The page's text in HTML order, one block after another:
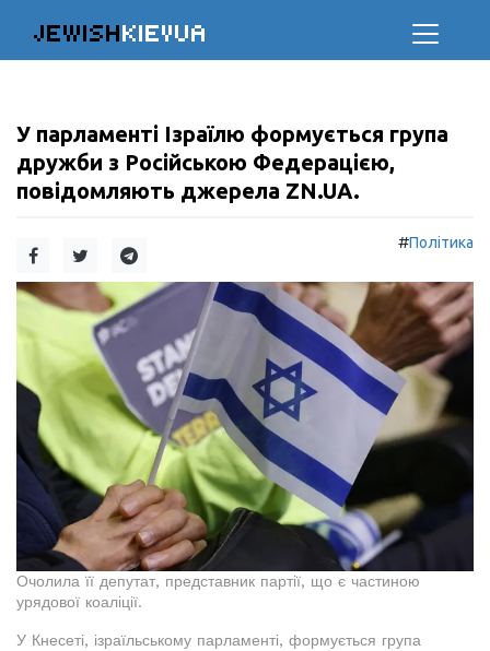
JEWISHKIEVUA
У парламенті Ізраїлю формується група
дружби з Російською Федерацією,
повідомляють джерела ZN.UA.
#Політика
Очолила її депутат, представник партії, що є частиною
урядової коаліції.
У Кнесеті, ізраїльському парламенті, формується група